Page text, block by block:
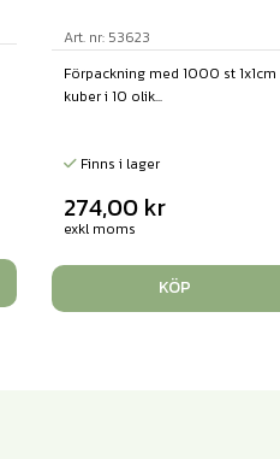
Art. nr: 53623
Förpackning med 1000 st 1x1cm
kuber i 10 olik...
Finns i lager
274,00 kr
exkl moms
KÖP